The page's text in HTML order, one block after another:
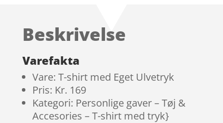
på
ømmelse
Beskrivelse
Varefakta
Vare: T-shirt med Eget Ulvetryk
Pris: Kr. 169
Kategori: Personlige gaver – Tøj &
Accesories – T-shirt med tryk}